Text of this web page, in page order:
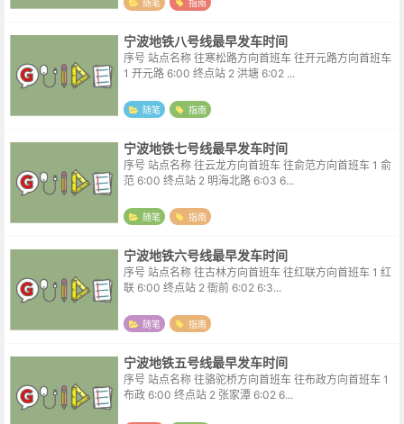
随笔 指南
宁波地铁八号线最早发车时间
序号 站点名称 往寒松路方向首班车 往开元路方向首班车
1 开元路 6:00 终点站 2 洪塘 6:02 ...
随笔 指南
宁波地铁七号线最早发车时间
序号 站点名称 往云龙方向首班车 往俞范方向首班车 1 俞
范 6:00 终点站 2 明海北路 6:03 6...
随笔 指南
宁波地铁六号线最早发车时间
序号 站点名称 往古林方向首班车 往红联方向首班车 1 红
联 6:00 终点站 2 衙前 6:02 6:3...
随笔 指南
宁波地铁五号线最早发车时间
序号 站点名称 往骆驼桥方向首班车 往布政方向首班车 1
布政 6:00 终点站 2 张家潭 6:02 6...